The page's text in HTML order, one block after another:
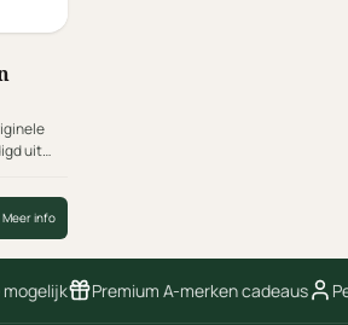
uit
Meer info
Premium A-merken cadeaus